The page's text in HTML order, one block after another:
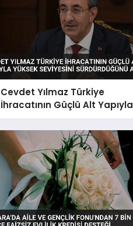
Cevdet Yılmaz Türkiye
İhracatının Güçlü Alt Yapıyla
Yüksek Seviyesini
Sürdürdüğünü Açıkladı